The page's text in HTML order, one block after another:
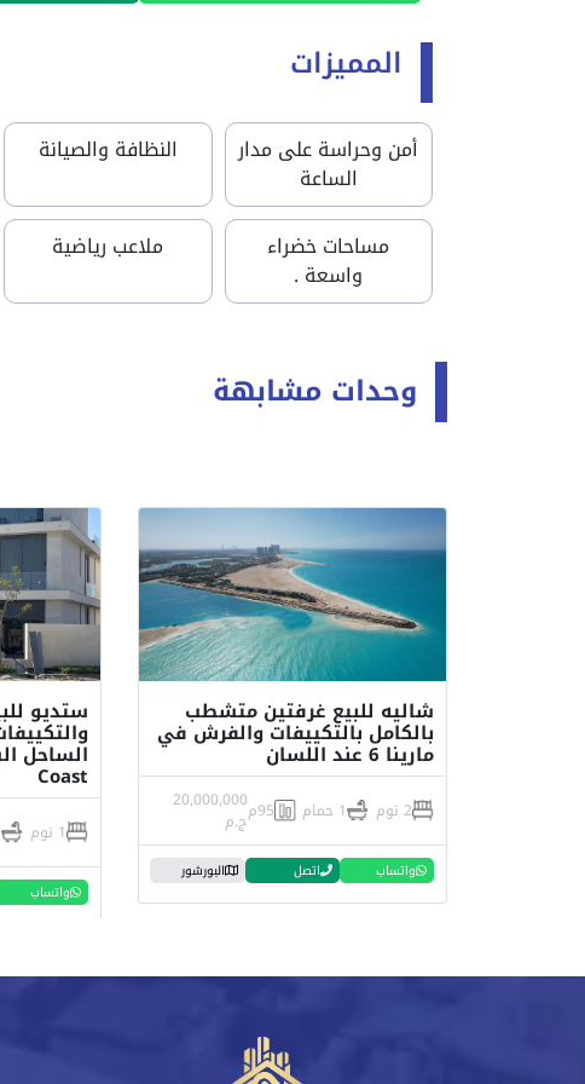
المميزات
أمن وحراسة على مدار
الساعة
النظافة والصيانة
مساحات خضراء
واسعة .
ملاعب رياضية
وحدات مشابهة
شاليه للبيع غرفتين متشطب
بالكامل بالتكييفات والفرش في
مارينا 6 عند اللسان
2 نوم 1 حمام 95م 20,000,000
ج.م
واتساب اتصل البورشور
ستديو
Coast
1 نوم
واتساب